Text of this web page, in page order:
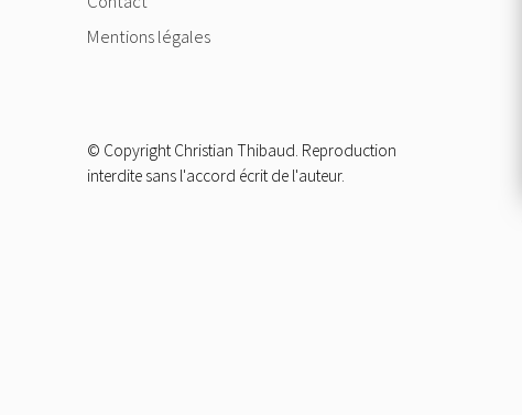
Mentions légales
© Copyright Christian Thibaud. Reproduction
interdite sans l'accord écrit de l'auteur.